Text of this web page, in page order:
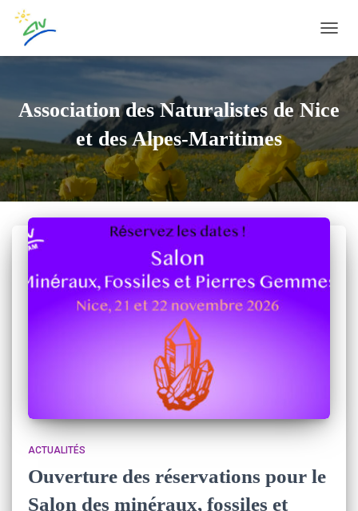
Association des Naturalistes de Nice
et des Alpes-Maritimes
ACTUALITÉS
Ouverture des réservations pour le
Salon des minéraux, fossiles et